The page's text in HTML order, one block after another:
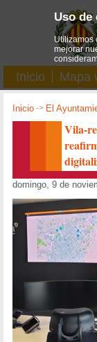
Inicio Mapa
Inicio -> El
Vila-
domingo, 9 de
Uso de
Utilizamos
mejorar